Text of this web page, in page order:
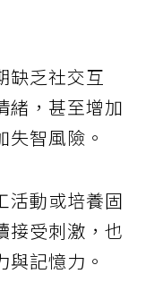
缺乏社交互
緒，甚至增加
智風險。
活動或培養固
接受刺激，也
記憶力。